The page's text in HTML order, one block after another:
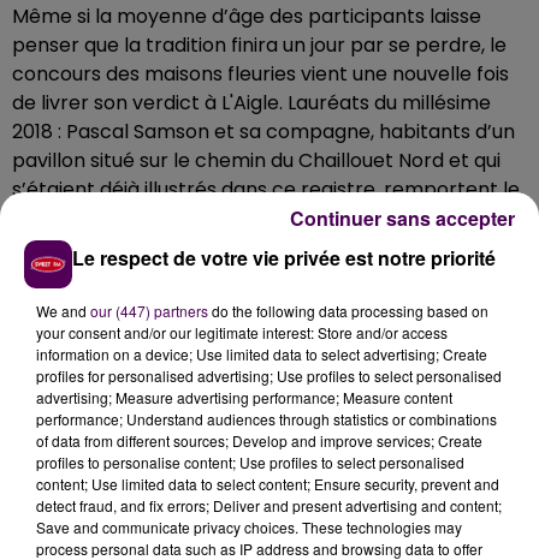
Même si la moyenne d’âge des participants laisse
penser que la tradition finira un jour par se perdre, le
concours des maisons fleuries vient une nouvelle fois
de livrer son verdict à L'Aigle. Lauréats du millésime
2018 : Pascal Samson et sa compagne, habitants d’un
pavillon situé sur le chemin du Chaillouet Nord et qui
s’étaient déjà illustrés dans ce registre, remportent le
premier prix de la catégorie grâce à un jardin –visible
de la rue, c’est un critère- il est vrai joliment
végétalisé et haut en couleurs. On notera la création
par leurs soins d'un parterre de fleurs laissant
apparaître le nombre"61"au pied d'un arbuste... De
quoi faire flancher le jury ornais sans doute !
Le respect de votre vie privée est notre priorité
We and our (447) partnersdo the following data processing based on
your consent and/or our legitimate interest: Store and/or access
information on a device; Use limited data to select advertising; Create
profiles for personalised advertising; Use profiles to select personalised
advertising; Measure advertising performance; Measure content
performance; Understand audiences through statistics or combinations
of data from different sources; Develop and improve services; Create
profiles to personalise content; Use profiles to select personalised
content; Use limited data to select content; Ensure security, prevent and
detect fraud, and fix errors; Deliver and present advertising and content;
Save and communicate privacy choices. These technologies may
process personal data such as IP address and browsing data to offer
Continuer sans accepter